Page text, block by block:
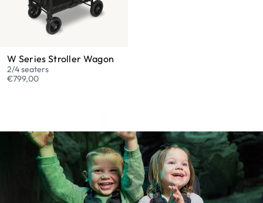
W Series Stroller Wagon
2/4 seaters
€799,00